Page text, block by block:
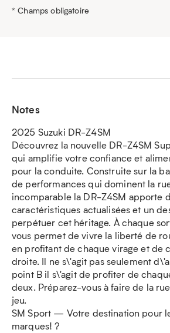
* Champs obligatoire
Notes
2025 Suzuki DR-Z4SM
Découvrez la nouvelle DR-Z4SM
qui amplifie votre confiance et
pour la conduite. Construite sur la
de performances qui dominent la
incomparable la DR-Z4SM apporte
caractéristiques actualisées et un
perpétuer cet héritage. À chaque
vous permet de vivre la liberté de
en profitant de chaque virage et de
droite. Il ne s\'agit pas seulement
point B il s\'agit de profiter de
deux. Préparez-vous à faire de la
jeu.
SM Sport — Votre destination pour
marques! ?